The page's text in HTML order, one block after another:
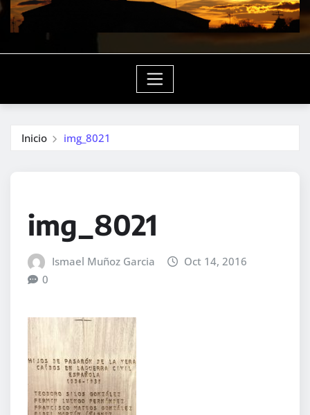
Inicio img_8021
img_8021
Ismael Muñoz Garcia
Oct 14, 2016
0